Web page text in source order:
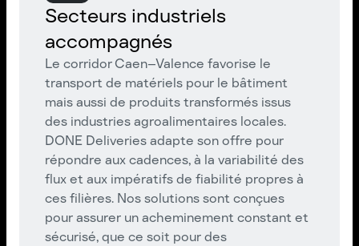
Secteurs industriels
accompagnés
Le corridor Caen–Valence favorise le
transport de matériels pour le bâtiment
mais aussi de produits transformés issus
des industries agroalimentaires locales.
DONE Deliveries adapte son offre pour
répondre aux cadences, à la variabilité des
flux et aux impératifs de fiabilité propres à
ces filières. Nos solutions sont conçues
pour assurer un acheminement constant et
sécurisé, que ce soit pour des